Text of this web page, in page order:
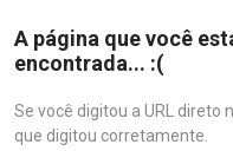
A página que você
encontrada... :(
Se você digitou a URL direto
que digitou corretamente.